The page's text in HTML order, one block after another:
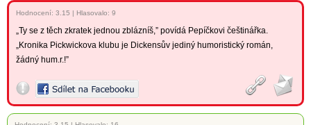
Hodnocení: 3.15 | Hlasovalo: 9
„Ty se z těch zkratek jednou zblázníš,” povídá Pepíčkovi češtinářka.
„Kronika Pickwickova klubu je Dickensův jediný humoristický román,
žádný hum.r.!”